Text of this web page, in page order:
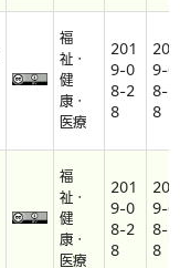
福
祉・
健
康・
医療
201
9-0
8-2
8
201
9-0
8-2
8
福
祉・
健
康・
医療
201
9-0
8-2
8
201
9-0
8-2
8